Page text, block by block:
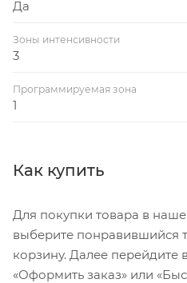
Да
Зоны интенсивности
3
Программируемая зона
1
Как купить
Для покупки товара в
выберите понравившийся
корзину. Далее перейдите
«Оформить заказ» или